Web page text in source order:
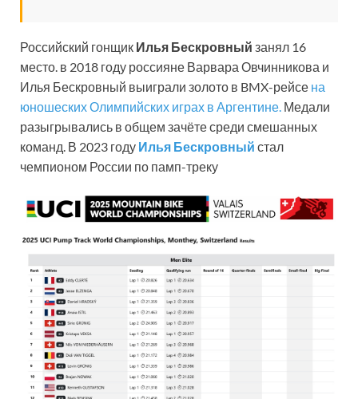
Российский гонщик Илья Бескровный занял 16
место. в 2018 году россияне Варвара Овчинникова и
Илья Бескровный выиграли золото в BMX-рейсе на
юношеских Олимпийских играх в Аргентине. Медали
разыгрывались в общем зачёте среди смешанных
команд. В 2023 году Илья Бескровный стал
чемпионом России по памп-треку